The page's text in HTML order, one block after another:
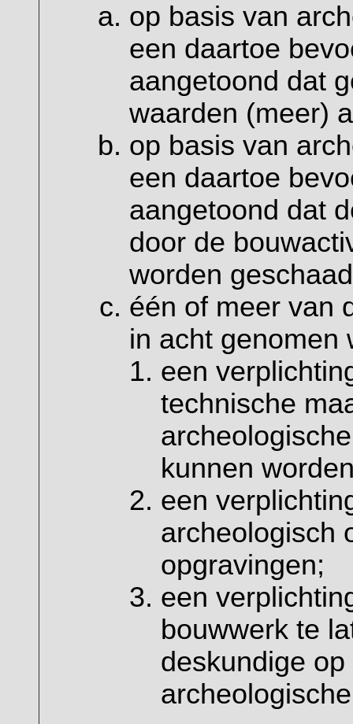
op basis van
een daartoe
aangetoond dat
waarden (meer)
op basis van
een daartoe
aangetoond dat
door de
worden
één of meer van
in acht genomen
een
technische
kunnen
een
archeologisch
opgravingen;
een
bouwwerk te
deskundige